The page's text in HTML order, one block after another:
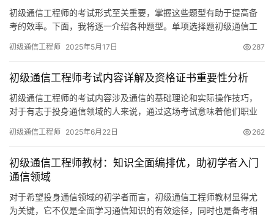
初级通信工程师的考试形式至关重要，掌握这些题型有助于提高备
考的效率。下面，我将逐一介绍各种题型。单项选择题初级通信工
初级通信工程师 2025年5月17日 287
初级通信工程师考试内容详解及资格证书重要性分析
初级通信工程师的考试内容涉及通信的基础理论和实际操作技巧，
对于有志于投身通信领域的人来说，通过这场考试意味着他们职业
初级通信工程师 2025年6月22日 262
初级通信工程师教材：知识全面编排优，助初学者入门
通信领域
对于希望投身通信领域的初学者而言，初级通信工程师教材显得尤
为关键，它不仅是全面学习通信知识的有效途径，同时也是备考相